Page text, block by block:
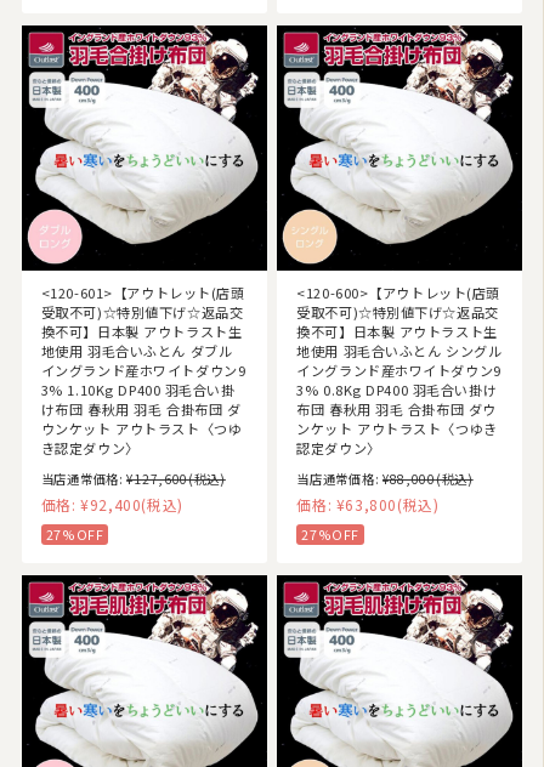
<120-601>【アウトレット(店頭
受取不可)☆特別値下げ☆返品交
換不可】日本製 アウトラスト生
地使用 羽毛合いふとん ダブル
イングランド産ホワイトダウン9
3% 1.10Kg DP400 羽毛合い掛
け布団 春秋用 羽毛 合掛布団 ダ
ウンケット アウトラスト〈つゆ
き認定ダウン〉
当店通常価格: ¥127,600(税込)
価格: ¥92,400(税込)
27%OFF
<120-600>【アウトレット(店頭
受取不可)☆特別値下げ☆返品交
換不可】日本製 アウトラスト生
地使用 羽毛合いふとん シングル
イングランド産ホワイトダウン9
3% 0.8Kg DP400 羽毛合い掛け
布団 春秋用 羽毛 合掛布団 ダウ
ンケット アウトラスト〈つゆき
認定ダウン〉
当店通常価格: ¥88,000(税込)
価格: ¥63,800(税込)
27%OFF